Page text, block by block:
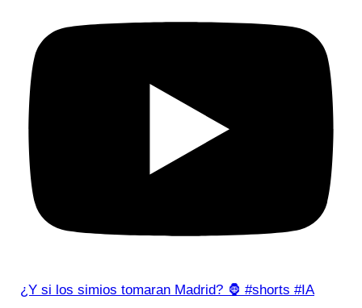
¿Y si los simios tomaran Madrid? 🦍 #shorts #IA